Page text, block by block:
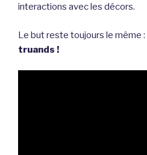
interactions avec les décors.
Le but reste toujours le même :
truands !